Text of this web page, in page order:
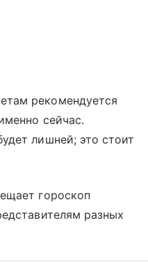
рекомендуется
сейчас.
лишней; это стоит
гороскоп
разных